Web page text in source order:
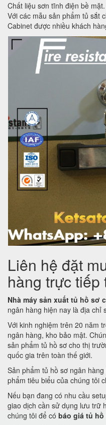
Chất liệu sơn tĩnh điện bề
Với các mẫu sản phẩm tủ sắt
Cabinet được nhiều khách
Liên hệ đặt
hàng trực tiếp
Nhà máy sản xuất tủ hồ sơ
ngân hàng hiện nay là địa chỉ
Với kinh nghiệm trên 20 năm
ngân hàng, kho bảo mật.
sản phẩm tủ hồ sơ cho thị
quốc gia trên toàn thế giới.
Sản phẩm tủ hồ sơ ngân
phẩm tiêu biểu của chúng tôi
Nếu bạn đang có nhu cầu
giao dịch cần sử dụng lưu trữ
chúng tôi để có báo giá tủ